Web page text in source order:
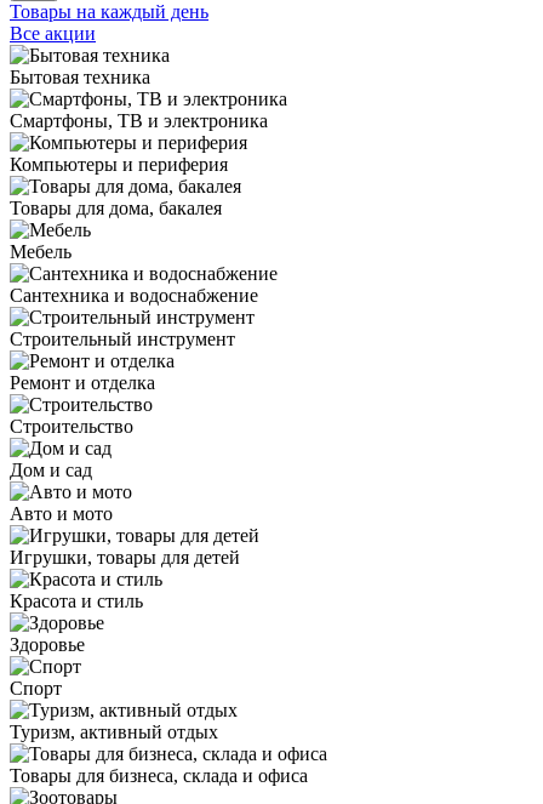
Товары на каждый день
Все акции
Бытовая техника
Смартфоны, ТВ и электроника
Компьютеры и периферия
Товары для дома, бакалея
Мебель
Сантехника и водоснабжение
Строительный инструмент
Ремонт и отделка
Строительство
Дом и сад
Авто и мото
Игрушки, товары для детей
Красота и стиль
Здоровье
Спорт
Туризм, активный отдых
Товары для бизнеса, склада и офиса